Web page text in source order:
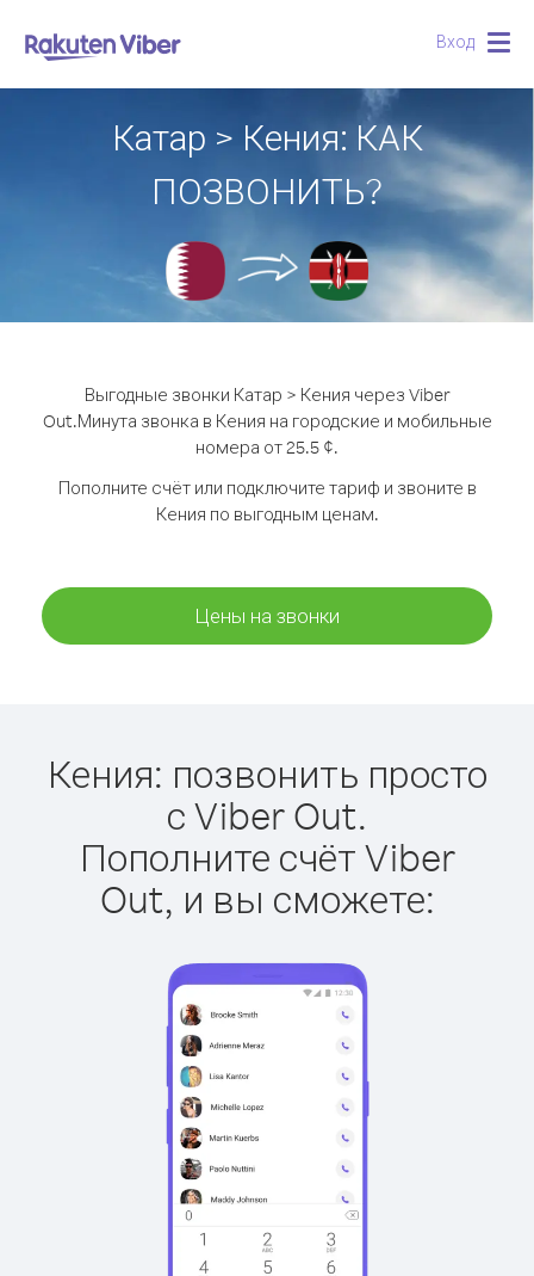
Вход
Катар > Кения: КАК
ПОЗВОНИТЬ?
Выгодные звонки Катар > Кения через Viber
Out.Минута звонка в Кения на городские и мобильные
номера от 25.5 ¢.
Пополните счёт или подключите тариф и звоните в
Кения по выгодным ценам.
Цены на звонки
Кения: позвонить просто
с Viber Out.
Пополните счёт Viber
Out, и вы сможете: